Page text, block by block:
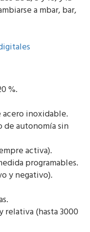
a mbar, bar,
%.
inoxidable.
de autonomía sin
activa).
programables.
y negativo).
relativa (hasta 3000